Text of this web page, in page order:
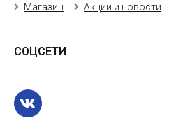
Магазин Акции и новости
СОЦСЕТИ